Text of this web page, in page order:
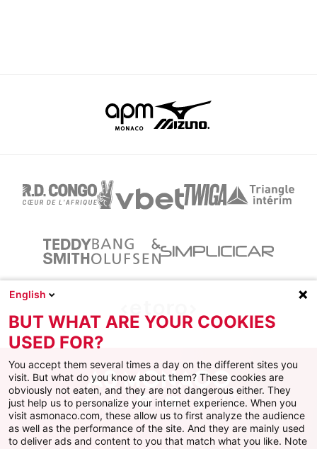
Facebook
X Instagram
YoutubeTikTokTwitch
English
BUT WHAT ARE YOUR COOKIES
USED FOR?
You accept them several times a day on the different sites you
visit. But what do you know about them? These cookies are
obviously not eaten, and they are not dangerous either. They
just help us to personalize your internet experience. When you
visit asmonaco.com, these allow us to first analyze the audience
as well as the performance of the site. And they are mainly used
to deliver ads and content to you that match what you like. Note